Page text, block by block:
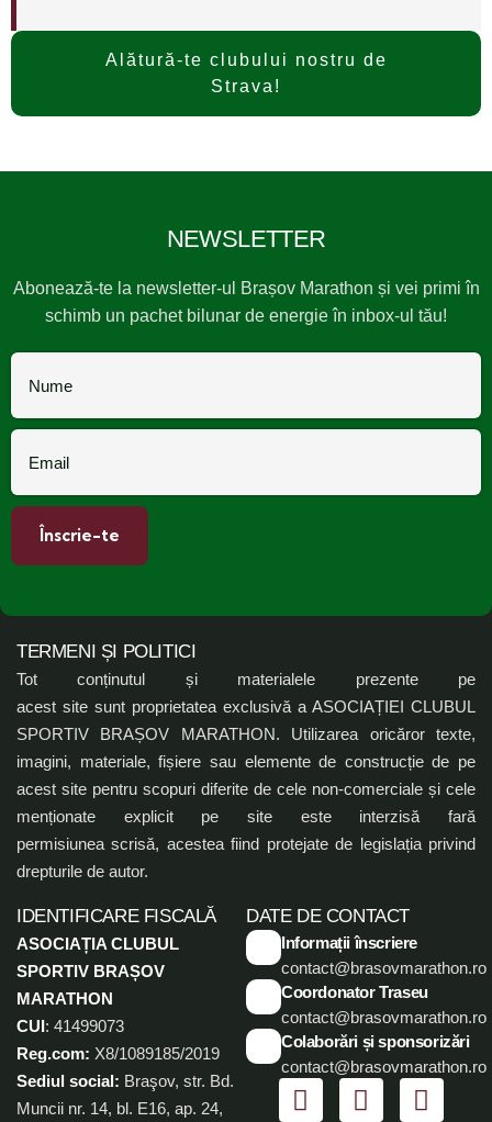
Alătură-te clubului nostru de
Strava!
NEWSLETTER
Abonează-te la newsletter-ul Brașov Marathon și vei primi în
schimb un pachet bilunar de energie în inbox-ul tău!
TERMENI ȘI POLITICI
Tot conținutul și materialele prezente pe
acest site sunt proprietatea exclusivă a ASOCIAȚIEI CLUBUL
SPORTIV BRAȘOV MARATHON. Utilizarea oricăror texte,
imagini, materiale, fișiere sau elemente de construcție de pe
acest site pentru scopuri diferite de cele non-comerciale și cele
menționate explicit pe site este interzisă fară
permisiunea scrisă, acestea fiind protejate de legislația privind
drepturile de autor.
IDENTIFICARE FISCALĂ
ASOCIAȚIA CLUBUL
SPORTIV BRAȘOV
MARATHON
CUI: 41499073
Reg.com: X8/1089185/2019
Sediul social: Braşov, str. Bd.
Muncii nr. 14, bl. E16, ap. 24,
DATE DE CONTACT
Informații înscriere
contact@brasovmarathon.ro
Coordonator Traseu
contact@brasovmarathon.ro
Colaborări și sponsorizări
contact@brasovmarathon.ro